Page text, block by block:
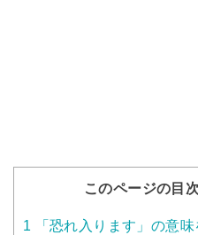
このページの目次
1 「恐れ入ります」の意味